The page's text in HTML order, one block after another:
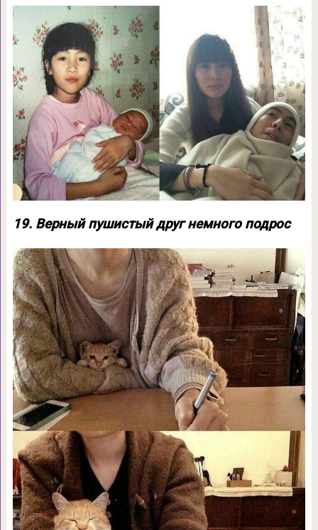
19. Верный пушистый друг немного подрос